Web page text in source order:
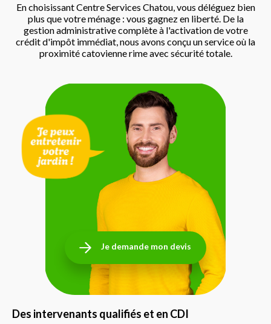
En choisissant Centre Services Chatou, vous déléguez bien
plus que votre ménage : vous gagnez en liberté. De la
gestion administrative complète à l'activation de votre
crédit d'impôt immédiat, nous avons conçu un service où la
proximité catovienne rime avec sécurité totale.
Je demande mon devis
Des intervenants qualifiés et en CDI